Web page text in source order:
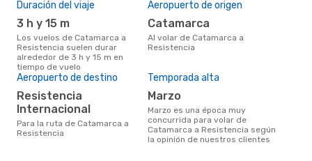
Duración del viaje
3 h y 15 m
Los vuelos de Catamarca a
Resistencia suelen durar
alrededor de 3 h y 15 m en
tiempo de vuelo
Aeropuerto de origen
Catamarca
Al volar de Catamarca a
Resistencia
Aeropuerto de destino
Resistencia
Internacional
Para la ruta de Catamarca a
Resistencia
Temporada alta
marzo
marzo es una época muy
concurrida para volar de
Catamarca a Resistencia según
la opinión de nuestros clientes